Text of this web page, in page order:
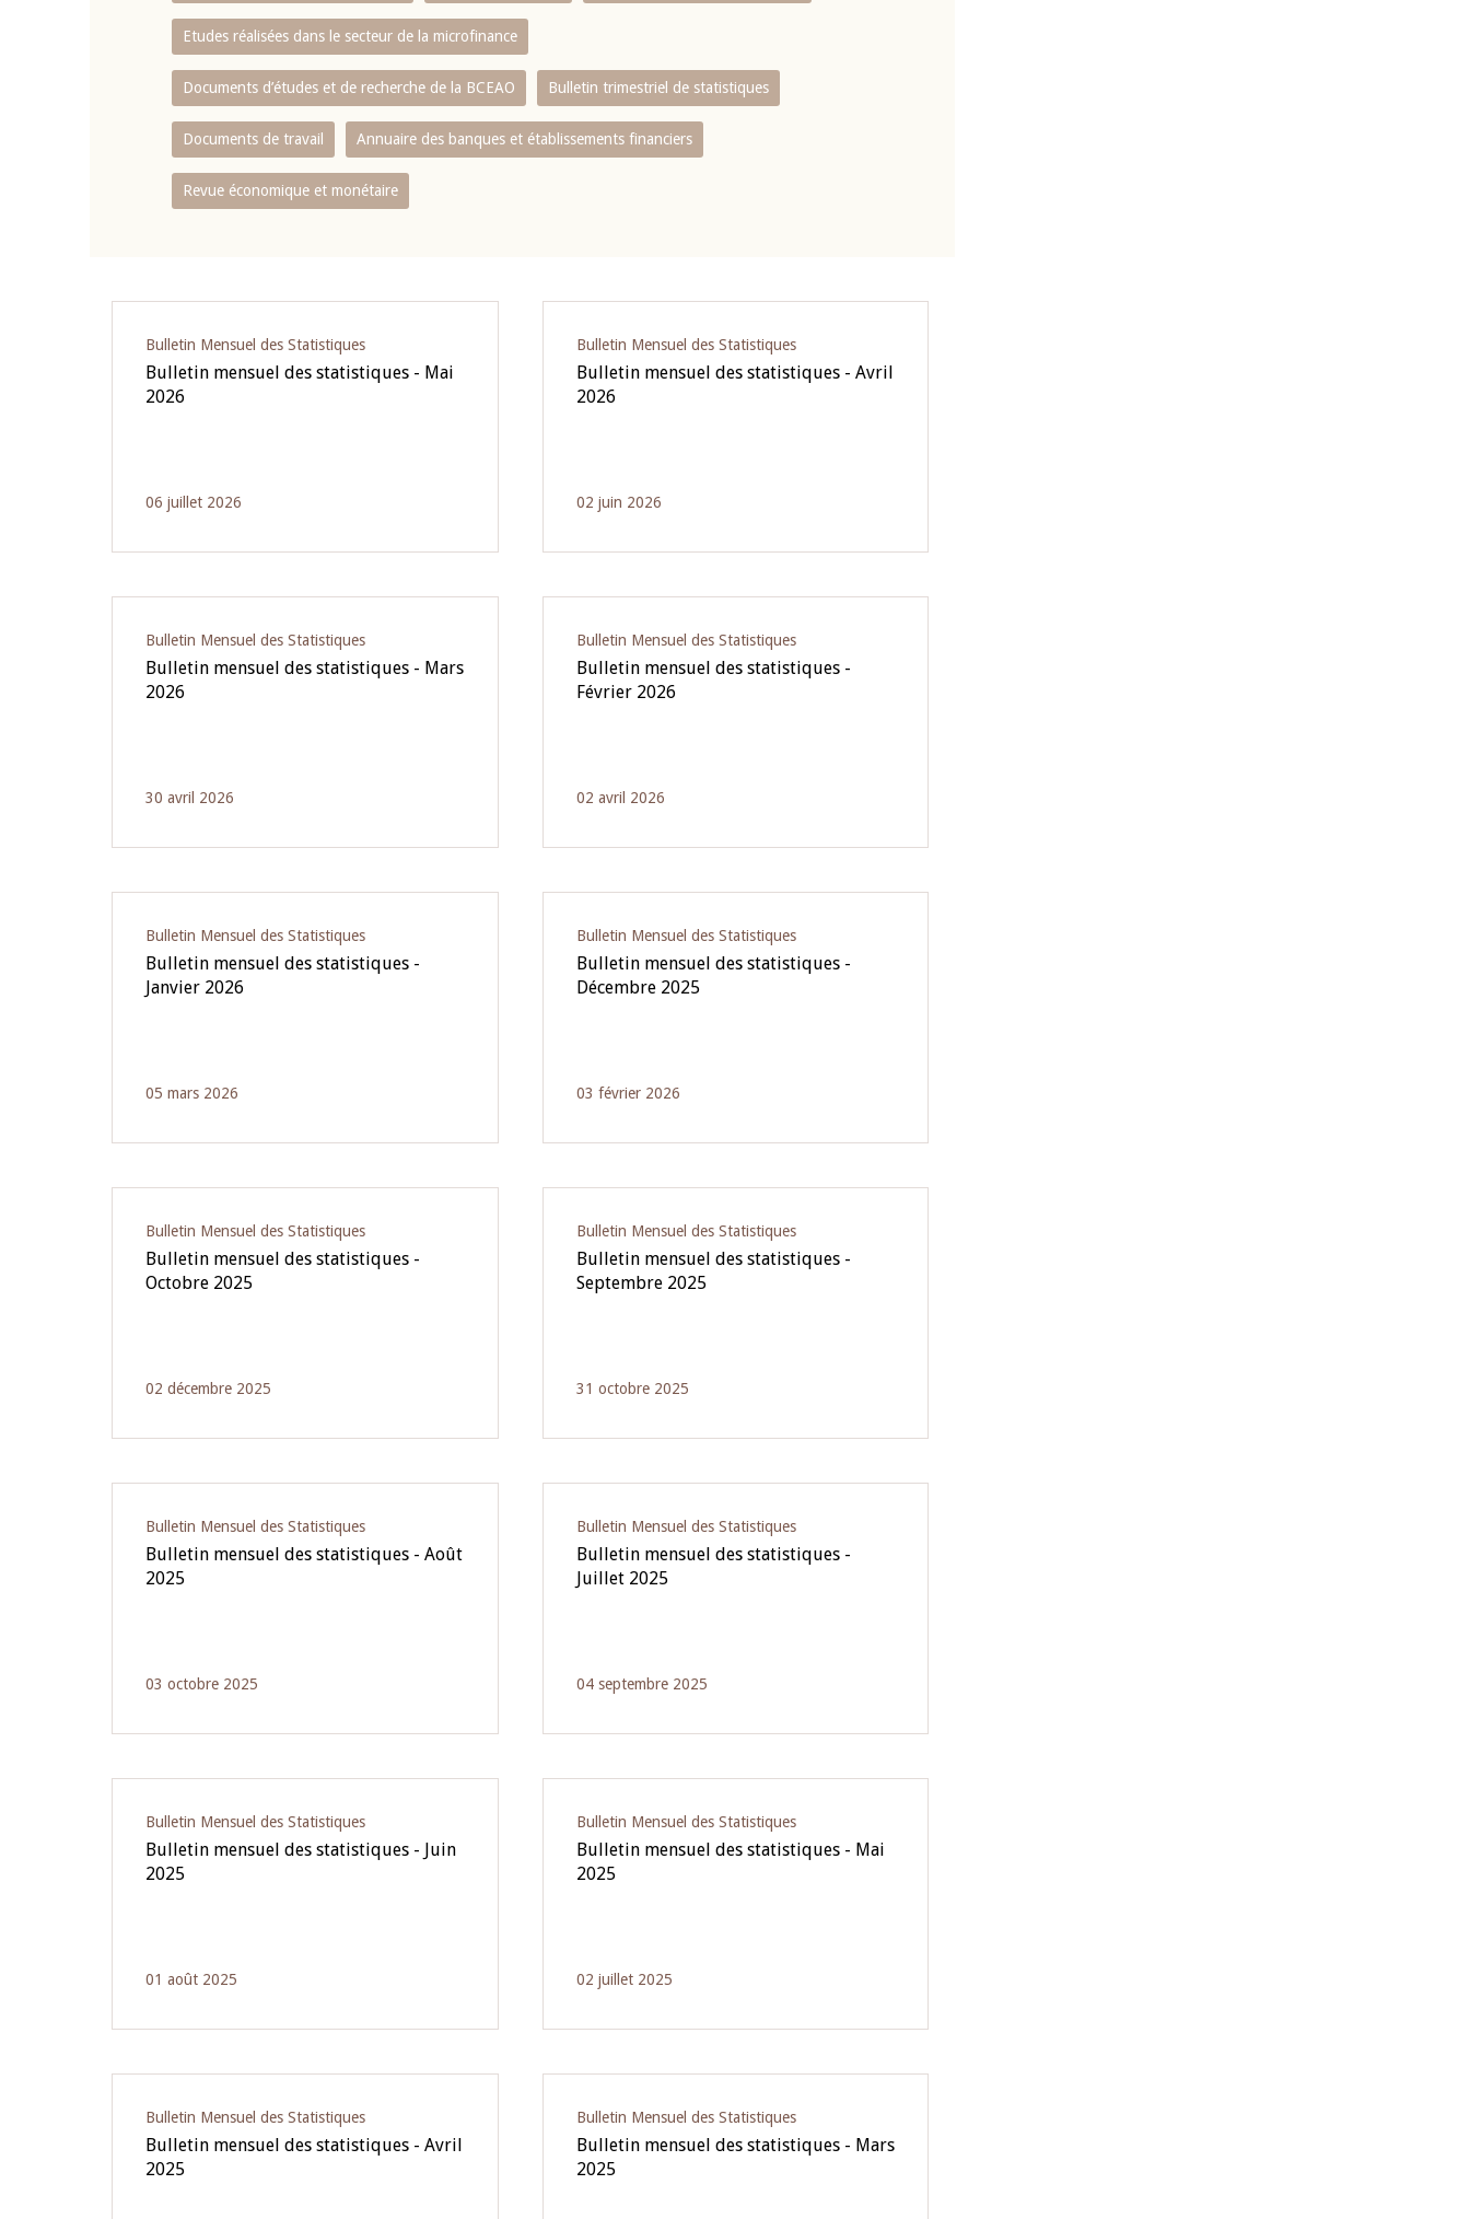
Etudes réalisées dans le secteur de la microfinance
Documents d’études et de recherche de la BCEAO Bulletin trimestriel de statistiques
Documents de travail Annuaire des banques et établissements financiers
Revue économique et monétaire
Bulletin Mensuel des Statistiques
Bulletin mensuel des statistiques - Mai
2026
06 juillet 2026
Bulletin Mensuel des Statistiques
Bulletin mensuel des statistiques - Avril
2026
02 juin 2026
Bulletin Mensuel des Statistiques
Bulletin mensuel des statistiques - Mars
2026
30 avril 2026
Bulletin Mensuel des Statistiques
Bulletin mensuel des statistiques -
Février 2026
02 avril 2026
Bulletin Mensuel des Statistiques
Bulletin mensuel des statistiques -
Janvier 2026
05 mars 2026
Bulletin Mensuel des Statistiques
Bulletin mensuel des statistiques -
Décembre 2025
03 février 2026
Bulletin Mensuel des Statistiques
Bulletin mensuel des statistiques -
Octobre 2025
02 décembre 2025
Bulletin Mensuel des Statistiques
Bulletin mensuel des statistiques -
Septembre 2025
31 octobre 2025
Bulletin Mensuel des Statistiques
Bulletin mensuel des statistiques - Août
2025
03 octobre 2025
Bulletin Mensuel des Statistiques
Bulletin mensuel des statistiques -
Juillet 2025
04 septembre 2025
Bulletin Mensuel des Statistiques
Bulletin mensuel des statistiques - Juin
2025
01 août 2025
Bulletin Mensuel des Statistiques
Bulletin mensuel des statistiques - Mai
2025
02 juillet 2025
Bulletin Mensuel des Statistiques
Bulletin mensuel des statistiques - Avril
2025
Bulletin Mensuel des Statistiques
Bulletin mensuel des statistiques - Mars
2025